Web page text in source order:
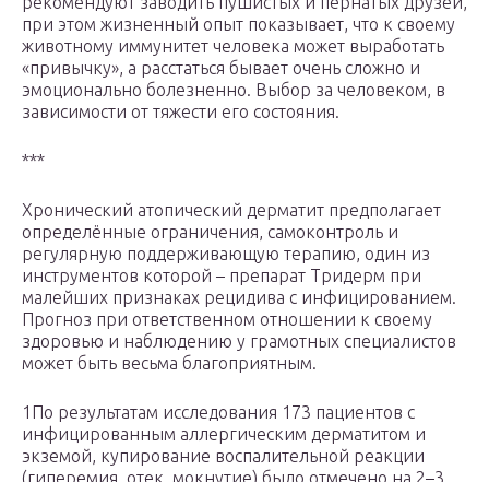
при этом жизненный опыт показывает, что к своему
животному иммунитет человека может выработать
«привычку», а расстаться бывает очень сложно и
эмоционально болезненно. Выбор за человеком, в
зависимости от тяжести его состояния.
***
Хронический атопический дерматит предполагает
определённые ограничения, самоконтроль и
регулярную поддерживающую терапию, один из
инструментов которой – препарат Тридерм при
малейших признаках рецидива с инфицированием.
Прогноз при ответственном отношении к своему
здоровью и наблюдению у грамотных специалистов
может быть весьма благоприятным.
1По результатам исследования 173 пациентов с
инфицированным аллергическим дерматитом и
экземой, купирование воспалительной реакции
(гиперемия, отек, мокнутие) было отмечено на 2–3